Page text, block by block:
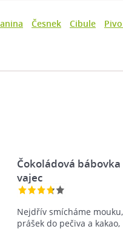
Česnek Cibule
Čokoládová bábovka
vajec
Nejdřív smícháme
prášek do pečiva a kakao,